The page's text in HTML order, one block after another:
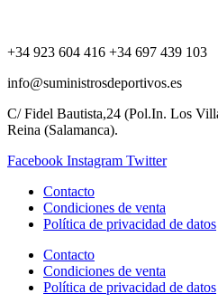
+34 923 604 416 +34 697 439 103
info@suministrosdeportivos.es
C/ Fidel Bautista,24 (Pol.In. Los
Reina (Salamanca).
Facebook Instagram Twitter
Contacto
Condiciones de venta
Política de privacidad de datos
Contacto
Condiciones de venta
Política de privacidad de datos